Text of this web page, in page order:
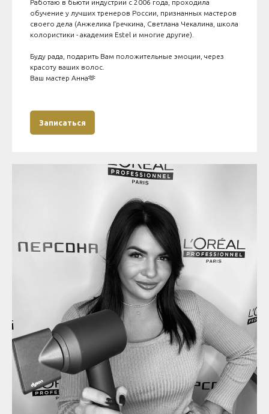
Работаю в бьюти индустрии с 2006 года, проходила
обучение у лучших тренеров России, признанных мастеров
своего дела (Анжелика Гречкина, Светлана Чекалина, школа
колористики - академия Estel и многие другие).
Буду рада, подарить Вам положительные эмоции, через
красоту ваших волос.
Ваш мастер Анна🫶
Записаться